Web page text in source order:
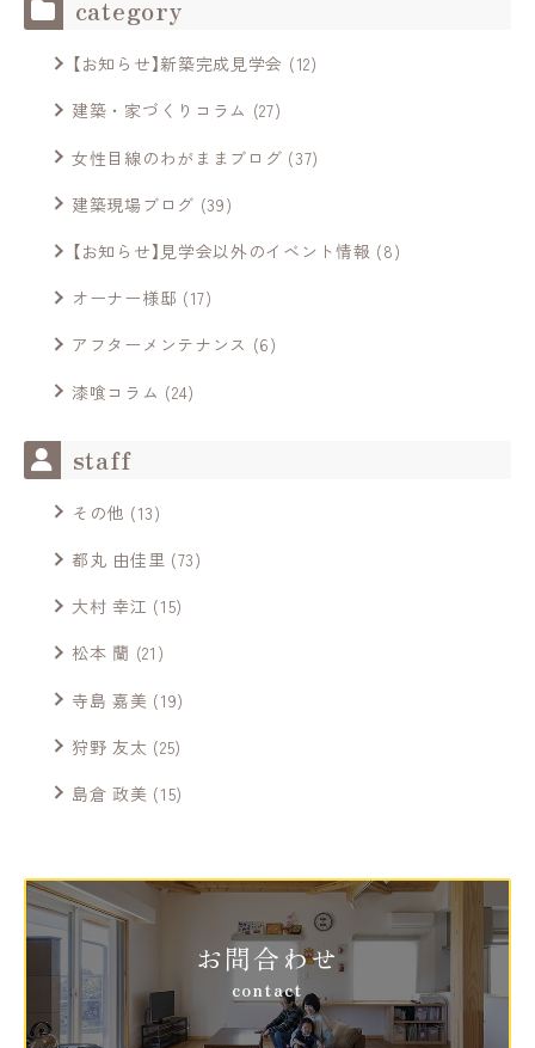
category
【お知らせ】新築完成見学会 (12)
建築・家づくりコラム (27)
女性目線のわがままブログ (37)
建築現場ブログ (39)
【お知らせ】見学会以外のイベント情報 (8)
オーナー様邸 (17)
アフターメンテナンス (6)
漆喰コラム (24)
staff
その他 (13)
都丸 由佳里 (73)
大村 幸江 (15)
松本 蘭 (21)
寺島 嘉美 (19)
狩野 友太 (25)
島倉 政美 (15)
お問合わせ
contact